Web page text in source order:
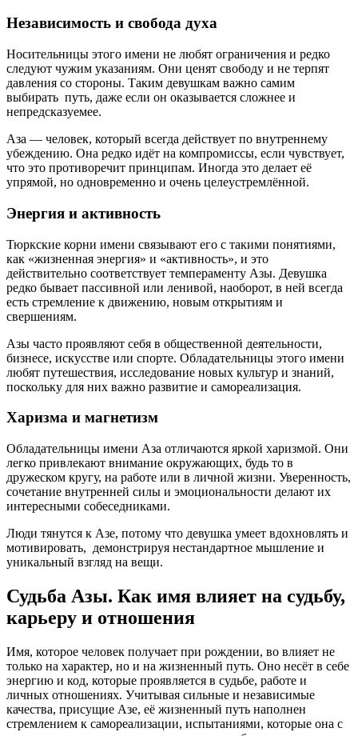
Независимость и свобода духа
Носительницы этого имени не любят ограничения и редко
следуют чужим указаниям. Они ценят свободу и не терпят
давления со стороны. Таким девушкам важно самим
выбирать путь, даже если он оказывается сложнее и
непредсказуемее.
Аза — человек, который всегда действует по внутреннему
убеждению. Она редко идёт на компромиссы, если чувствует,
что это противоречит принципам. Иногда это делает её
упрямой, но одновременно и очень целеустремлённой.
Энергия и активность
Тюркские корни имени связывают его с такими понятиями,
как «жизненная энергия» и «активность», и это
действительно соответствует темпераменту Азы. Девушка
редко бывает пассивной или ленивой, наоборот, в ней всегда
есть стремление к движению, новым открытиям и
свершениям.
Азы часто проявляют себя в общественной деятельности,
бизнесе, искусстве или спорте. Обладательницы этого имени
любят путешествия, исследование новых культур и знаний,
поскольку для них важно развитие и самореализация.
Харизма и магнетизм
Обладательницы имени Аза отличаются яркой харизмой. Они
легко привлекают внимание окружающих, будь то в
дружеском кругу, на работе или в личной жизни. Уверенность,
сочетание внутренней силы и эмоциональности делают их
интересными собеседниками.
Люди тянутся к Азе, потому что девушка умеет вдохновлять и
мотивировать, демонстрируя нестандартное мышление и
уникальный взгляд на вещи.
Судьба Азы. Как имя влияет на судьбу,
карьеру и отношения
Имя, которое человек получает при рождении, во влияет не
только на характер, но и на жизненный путь. Оно несёт в себе
энергию и код, которые проявляется в судьбе, работе и
личных отношениях. Учитывая сильные и независимые
качества, присущие Азе, её жизненный путь наполнен
стремлением к самореализации, испытаниями, которые она с